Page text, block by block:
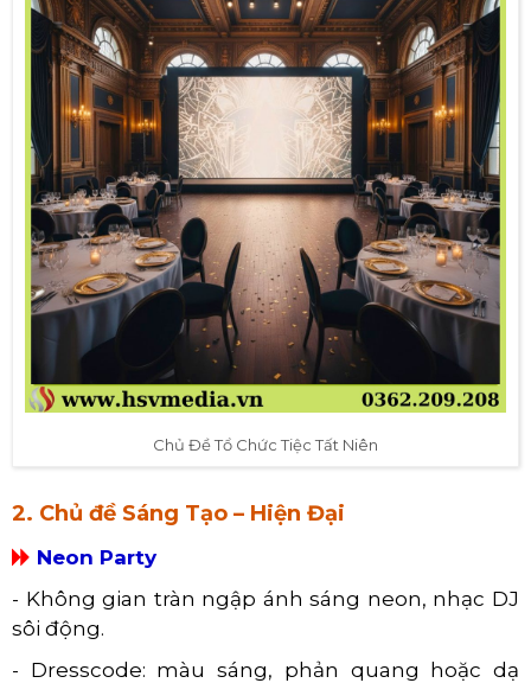
Chủ Đề Tổ Chức Tiệc Tất Niên
2. Chủ đề Sáng Tạo – Hiện Đại
Neon Party
- Không gian tràn ngập ánh sáng neon, nhạc DJ
sôi động.
- Dresscode: màu sáng, phản quang hoặc dạ